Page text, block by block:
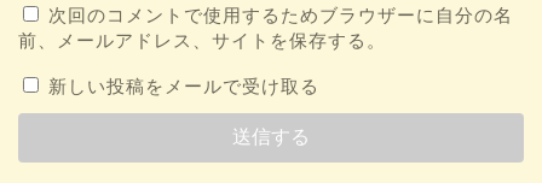
次回のコメントで使用するためブラウザーに自分の名
前、メールアドレス、サイトを保存する。
新しい投稿をメールで受け取る